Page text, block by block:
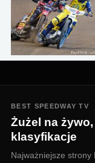
BEST SPEEDWAY TV
Żużel na
klasyfikacje
Najważniejsze strony